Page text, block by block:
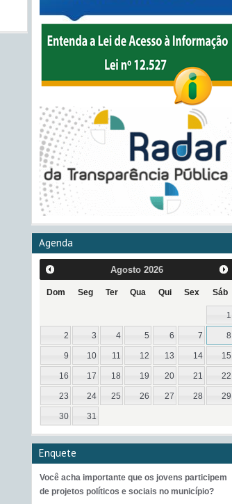
Agenda
Agosto 2026
Dom Seg Ter Qua Qui Sex Sáb
1
2 3 4 5 6 7 8
9 10 11 12 13 14 15
16 17 18 19 20 21 22
23 24 25 26 27 28 29
30 31
Enquete
Você acha importante que os jovens participem
de projetos políticos e sociais no município?